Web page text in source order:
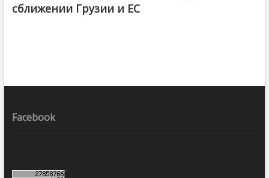
сближении Грузии и ЕС
Facebook